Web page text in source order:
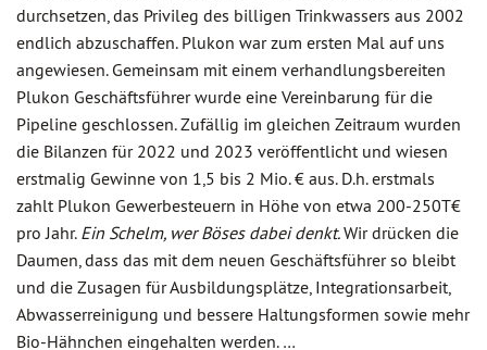
durchsetzen, das Privileg des billigen Trinkwassers aus 2002
endlich abzuschaffen. Plukon war zum ersten Mal auf uns
angewiesen. Gemeinsam mit einem verhandlungsbereiten
Plukon Geschäftsführer wurde eine Vereinbarung für die
Pipeline geschlossen. Zufällig im gleichen Zeitraum wurden
die Bilanzen für 2022 und 2023 veröffentlicht und wiesen
erstmalig Gewinne von 1,5 bis 2 Mio. € aus. D.h. erstmals
zahlt Plukon Gewerbesteuern in Höhe von etwa 200-250T€
pro Jahr. Ein Schelm, wer Böses dabei denkt.Wir drücken die
Daumen, dass das mit dem neuen Geschäftsführer so bleibt
und die Zusagen für Ausbildungsplätze, Integrationsarbeit,
Abwasserreinigung und bessere Haltungsformen sowie mehr
Bio-Hähnchen eingehalten werden. …